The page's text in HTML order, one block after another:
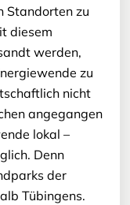
Standorten zu
diesem
werden,
zu
nicht
angegangen
lokal –
Denn
der
Tübingens.